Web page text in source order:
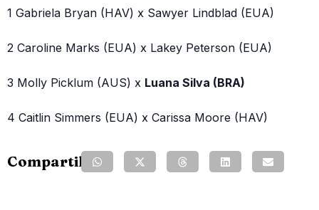
1 Gabriela Bryan (HAV) x Sawyer Lindblad (EUA)
2 Caroline Marks (EUA) x Lakey Peterson (EUA)
3 Molly Picklum (AUS) x Luana Silva (BRA)
4 Caitlin Simmers (EUA) x Carissa Moore (HAV)
Compartilhe: